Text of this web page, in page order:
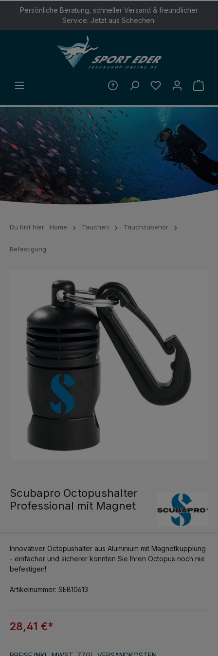
SPRINGEN
Persönliche Beratung, schneller Versand & freundlicher
Service. Jetzt aus Schechen.
Du bist hier: Home Tauchen Tauchzubehör
Befestigung
Scubapro Octopushalter
Professional mit Magnet
Innovativer Octopushalter aus Aluminium mit Magnetkupplung
- einfacher und sicherer konnten Sie Ihren Octopus noch nie
befestigen!
Artikelnummer: SEB10613
28,41 €*